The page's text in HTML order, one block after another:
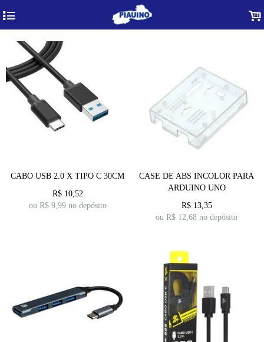
4 .
CABO USB 2.0 X TIPO C 30CM
R$ 10,52
ou R$ 9,99 no depósito
CASE DE ABS INCOLOR PARA
ARDUINO UNO
R$ 13,35
ou R$ 12,68 no depósito